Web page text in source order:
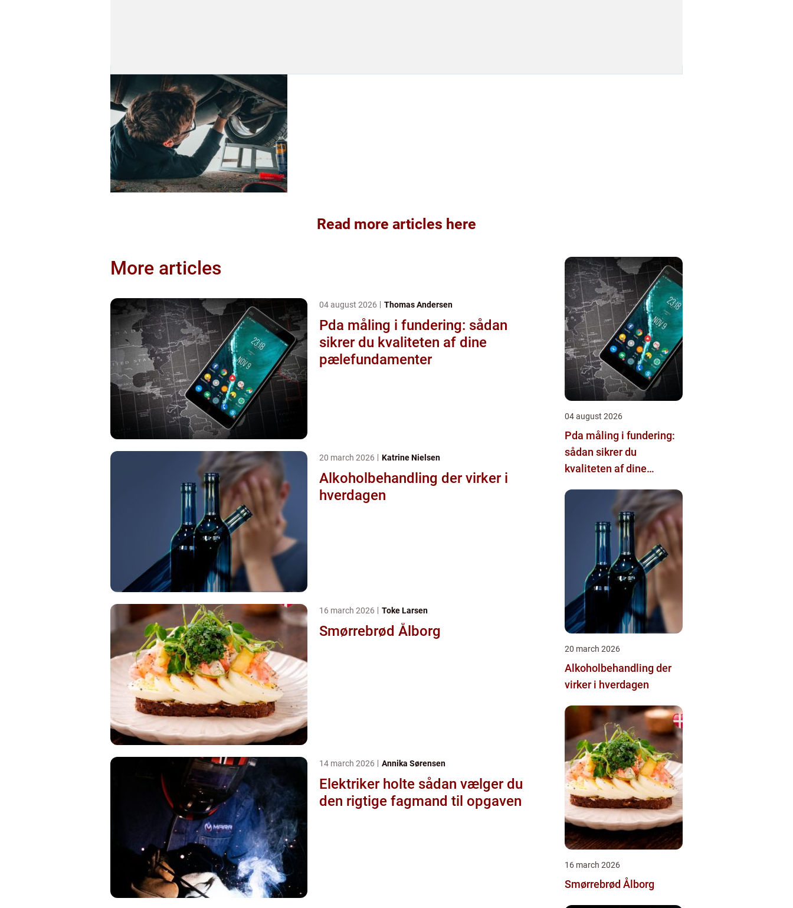
Read more articles here
More articles
04 august 2026 Thomas Andersen
Pda måling i fundering: sådan
sikrer du kvaliteten af dine
pælefundamenter
20 march 2026 Katrine Nielsen
Alkoholbehandling der virker i
hverdagen
16 march 2026 Toke Larsen
Smørrebrød Ålborg
14 march 2026 Annika Sørensen
Elektriker holte sådan vælger du
den rigtige fagmand til opgaven
04 august 2026
Pda måling i fundering:
sådan sikrer du
kvaliteten af dine
20 march 2026
Alkoholbehandling der
virker i hverdagen
16 march 2026
Smørrebrød Ålborg